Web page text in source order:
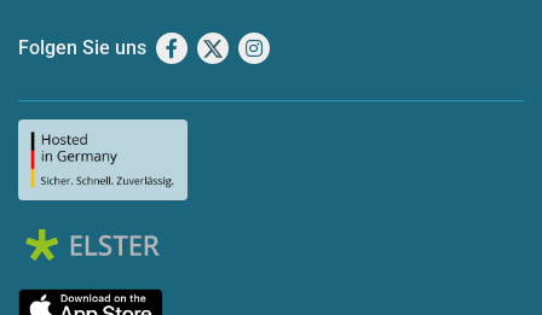
Folgen Sie uns Facebook
X Instagram